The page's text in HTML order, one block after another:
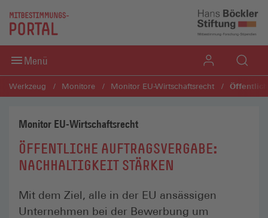
Direkt zum Inhaltsbereich
Direkt zum Fußbereich
Menü
Werkzeug Monitore Monitor EU-Wirtschafts­recht
Monitor EU-Wirtschaftsrecht
ÖFFENTLICHE AUFTRAGSVERGABE:
NACHHALTIGKEIT STÄRKEN
Mit dem Ziel, alle in der EU ansässigen
Unternehmen bei der Bewerbung um